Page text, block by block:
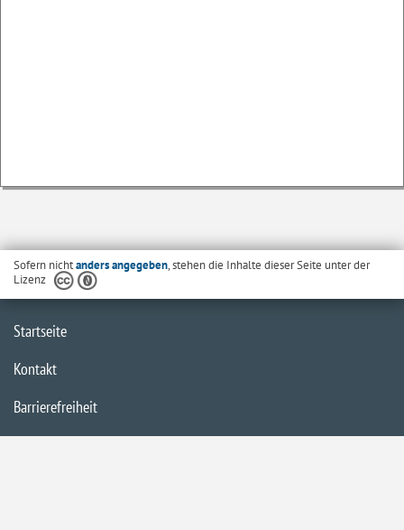
Sofern nichtanders angegeben, stehen die Inhalte dieser Seite unter der
Lizenz
Startseite
Kontakt
Barrierefreiheit